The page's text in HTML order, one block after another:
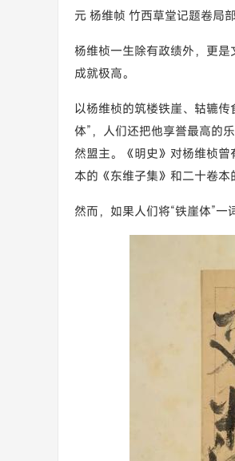
元 杨维帧 竹西草堂记题卷局部
杨维桢一生除有政绩外，更
成就极高。
以杨维桢的筑楼铁崖、轱辘
体”，人们还把他享誉最高的
然盟主。《明史》对杨维桢
本的《东维子集》和二十卷本
然而，如果人们将“铁崖体”